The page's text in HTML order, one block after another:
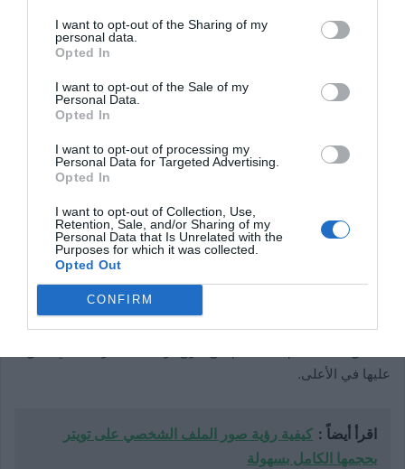
I want to opt-out of the Sharing of my
personal data.
Opted In
I want to opt-out of the Sale of my
Personal Data.
Opted In
I want to opt-out of processing my
Personal Data for Targeted Advertising.
Opted In
I want to opt-out of Collection, Use,
Retention, Sale, and/or Sharing of my
Personal Data that Is Unrelated with the
Purposes for which it was collected.
Opted Out
CONFIRM
تعليق على إعادة التغريد؟
بشكل عام، كان لدى تويتر دائمًا قيود تتمثل في أن التغريدة يمكن أن
تحتوي على 140 حرفًا فقط. ومع ذلك، في الآونة الأخيرة، تم تخفيف
كتابة رسالة في إعادة التغريد.
كيف يمكنك التعليق على إعادة التغريد
على جهاز Android؟
للتعليق على إعادة التغريدة، يجب عليك تسجيل الدخولإلى حسابك
والبحث عن إعادة التغريدة التي تريد التعليق عليها. بمجرد
العثور عليه، يجب عليكالنقر على البالونالذي يسمح لك بالكتابة أو
عليها في الأعلى.
اقرأ أيضاً : كيفية رؤية صور الملف الشخصي على تويتر
بحجمها الكامل بسهولة